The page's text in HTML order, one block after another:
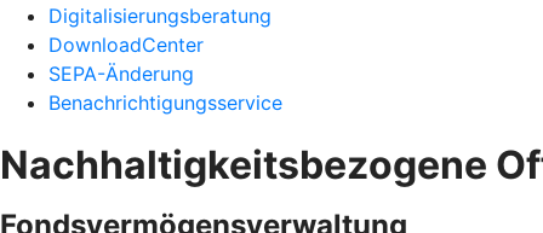
Digitalisierungsberatung
DownloadCenter
SEPA-Änderung
Benachrichtigungsservice
Nachhaltigkeitsbezogene
Fondsvermögensverwaltung